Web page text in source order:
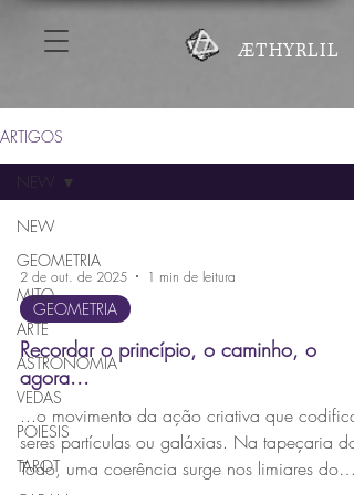
ÆTHYRLIL
ARTIGOS
NEW
GEOMETRIA
MITO
ARTE
ASTRONOMIA
VEDAS
POIESIS
TAROT
NEW
2 de out. de 2025 1 min de leitura
GEOMETRIA
Recordar o princípio, o caminho, o
agora...
...o movimento da ação criativa que codifica
seres partículas ou galáxias. Na tapeçaria do
Todo, uma coerência surge nos limiares do